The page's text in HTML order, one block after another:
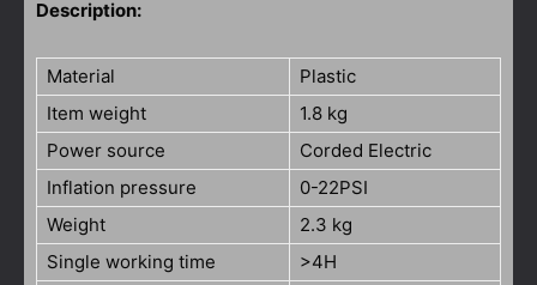
Description:
Material
Plastic
Item weight
1.8 kg
Power source
Corded Electric
Inflation pressure
0-22PSI
Weight
2.3 kg
Single working time
>4H